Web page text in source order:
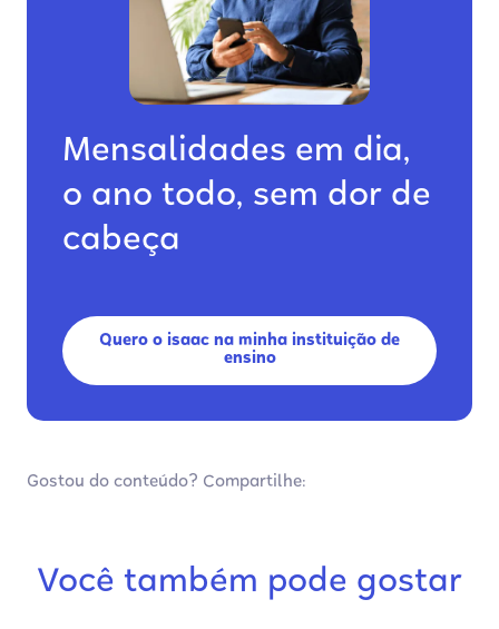
Mensalidades em dia,
o ano todo, sem dor de
cabeça
Quero o isaac na minha instituição de
ensino
Gostou do conteúdo? Compartilhe:
Você também pode gostar